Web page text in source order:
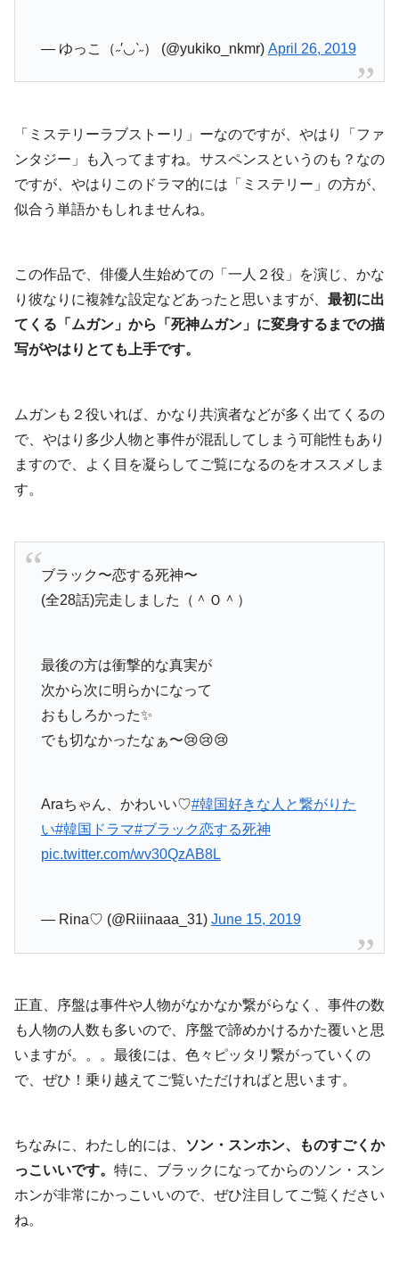
— ゆっこ（˶′◡‵˶） (@yukiko_nkmr) April 26, 2019
「ミステリーラブストーリ」ーなのですが、やはり「ファ
ンタジー」も入ってますね。サスペンスというのも？なの
ですが、やはりこのドラマ的には「ミステリー」の方が、
似合う単語かもしれませんね。
この作品で、俳優人生始めての「一人２役」を演じ、かな
り彼なりに複雑な設定などあったと思いますが、 最初に出
てくる「ムガン」から「死神ムガン」に変身するまでの描
写がやはりとても上手です。
ムガンも２役いれば、かなり共演者などが多く出てくるの
で、やはり多少人物と事件が混乱してしまう可能性もあり
ますので、よく目を凝らしてご覧になるのをオススメしま
す。
ブラック〜恋する死神〜
(全28話)完走しました（＾Ｏ＾）
最後の方は衝撃的な真実が
次から次に明らかになって
おもしろかった✨
でも切なかったなぁ〜😢😢😢
Araちゃん、かわいい♡#韓国好きな人と繋がりた
い#韓国ドラマ#ブラック恋する死神
pic.twitter.com/wv30QzAB8L
— Rina♡ (@Riiinaaa_31) June 15, 2019
正直、序盤は事件や人物がなかなか繋がらなく、事件の数
も人物の人数も多いので、序盤で諦めかけるかた覆いと思
いますが。。。最後には、色々ピッタリ繋がっていくの
で、ぜひ！乗り越えてご覧いただければと思います。
ちなみに、わたし的には、
ソン・スンホン、ものすごくか
っこいいです。 特に、ブラックになってからのソン・スン
ホンが非常にかっこいいので、ぜひ注目してご覧ください
ね。